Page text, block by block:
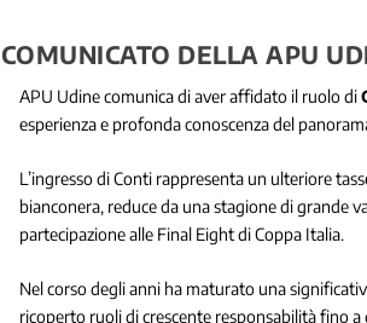
DELLA APU
APU Udine comunica di aver affidato il ruolo di
esperienza e profonda conoscenza del
L’ingresso di Conti rappresenta un ulteriore
bianconera, reduce da una stagione di grande
partecipazione alle Final Eight di Coppa Italia.
Nel corso degli anni ha maturato una
ricoperto ruoli di crescente responsabilità fino